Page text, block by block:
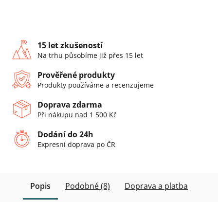
15 let zkušeností
Na trhu působíme již přes 15 let
Prověřené produkty
Produkty používáme a recenzujeme
Doprava zdarma
Při nákupu nad 1 500 Kč
Dodání do 24h
Expresní doprava po ČR
Popis Podobné (8) Doprava a platba